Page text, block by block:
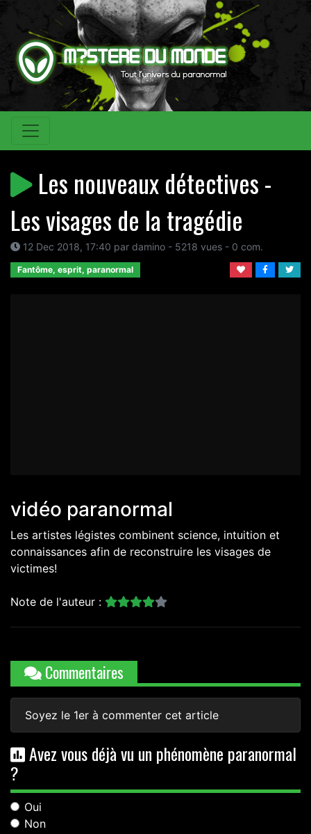
Les nouveaux détectives -
Les visages de la tragédie
12 Dec 2018, 17:40 par damino - 5218 vues - 0 com.
Fantôme, esprit, paranormal
vidéo paranormal
Les artistes légistes combinent science, intuition et
connaissances afin de reconstruire les visages de
victimes!
Note de l'auteur :
Commentaires
Soyez le 1er à commenter cet article
Avez vous déjà vu un phénomène paranormal
?
Oui
Non